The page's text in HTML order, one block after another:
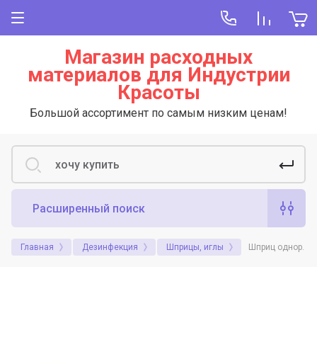
Магазин расходных
материалов для Индустрии
Красоты
Большой ассортимент по самым низким ценам!
Расширенный поиск
Главная Дезинфекция Шприцы, иглы Шприц однор.